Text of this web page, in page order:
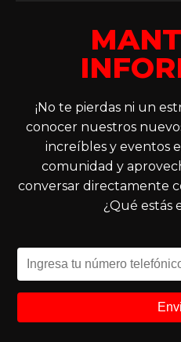
¡No te pierdas ni un
conocer nuestros
increíbles y eventos
comunidad y
conversar directamente
¿Qué estás